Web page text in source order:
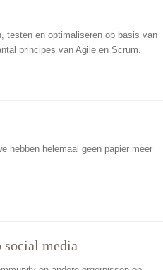
testen en optimaliseren op basis van
principes van Agile en Scrum.
hebben helemaal geen papier meer
social media